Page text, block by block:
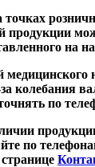
продукции
на
колебания
по
по
странице